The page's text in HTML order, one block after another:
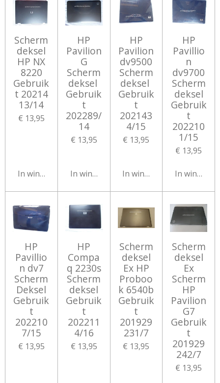
Scherm
deksel
HP NX
8220
Gebruik
t 20214
13/14
€ 13,95
In winkelwagen
HP
Pavilion
G
Scherm
deksel
Gebruik
t
202289/
14
€ 13,95
In winkelwagen
HP
Pavilion
dv9500
Scherm
deksel
Gebruik
t
202143
4/15
€ 13,95
In winkelwagen
HP
Pavillio
n
dv9700
Scherm
deksel
Gebruik
t
202210
1/15
€ 13,95
In
HP
Pavillio
n dv7
Scherm
Deksel
Gebruik
t
202210
7/15
€ 13,95
HP
Compa
q 2230s
Scherm
deksel
Gebruik
t
202211
4/16
€ 13,95
Scherm
deksel
Ex HP
Proboo
k 6540b
Gebruik
t
201929
231/7
€ 13,95
Scherm
deksel
Ex
Scherm
HP
Pavilion
G7
Gebruik
t
201929
242/7
€ 13,95